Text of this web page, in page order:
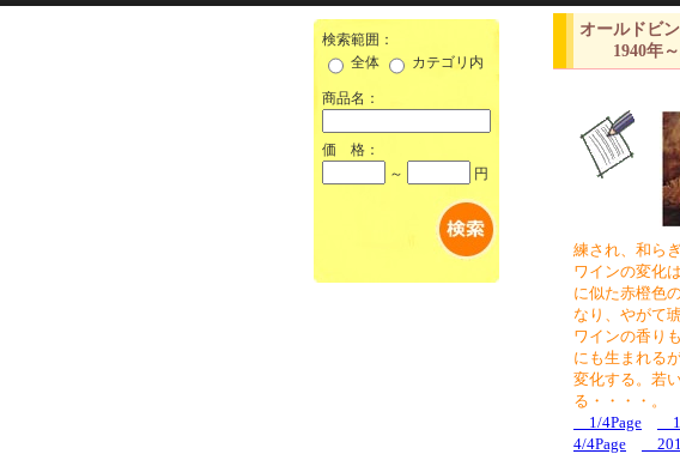
検索範囲：
全体
カテゴリ内
商品名：
価 格：
～
円
オールドビ
1940年～
練され、和ら
ワインの変化
に似た赤橙色
なり、やがて
ワインの香り
にも生まれる
変化する。若
る・・・・。
1/4Page
4/4Page